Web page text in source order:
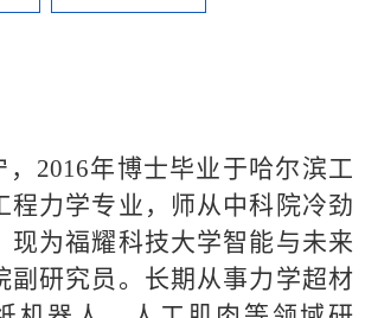
，2016年博士毕业于哈尔滨工
程力学专业，师从中科院冷劲
现为福耀科技大学智能与未来
副研究员。长期从事力学超材
经历：
2008.9 哈尔滨工程大学 飞行
工程 学士
2011.7 东北林业大学 交通运
论文：
N., Liu, L., Liu, Y., & Leng,
Characteristics of multi-
composites using elastomer
与奖励：
培源大学生力学竞赛全国优秀
省赛二等奖 指导教师